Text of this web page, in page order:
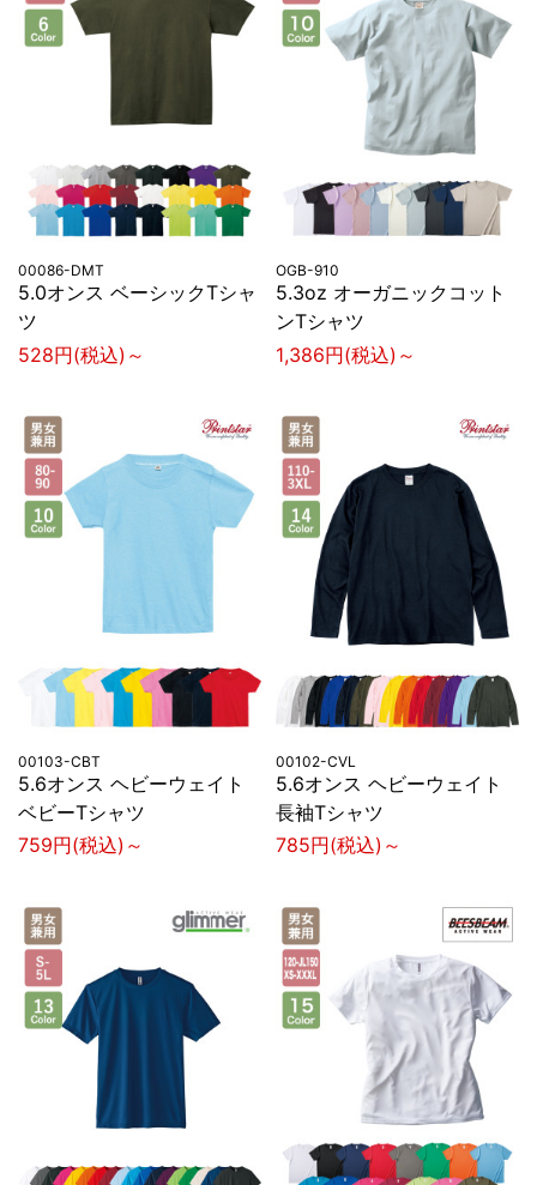
00086-DMT
5.0オンス ベーシックTシャ
ツ
528円(税込)～
OGB-910
5.3oz オーガニックコット
ンTシャツ
1,386円(税込)～
00103-CBT
5.6オンス ヘビーウェイト
ベビーTシャツ
759円(税込)～
00102-CVL
5.6オンス ヘビーウェイト
長袖Tシャツ
785円(税込)～